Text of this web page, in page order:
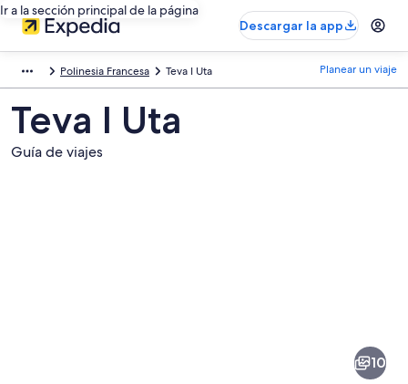
Ir a la sección principal de la página
Descargar la app
Polinesia Francesa Teva I Uta Planear un viaje
Teva I Uta
Guía de viajes
10